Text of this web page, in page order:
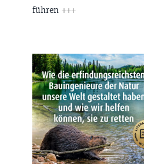
führen +++